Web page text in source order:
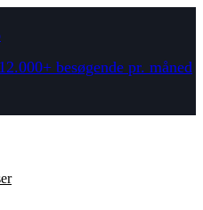
besøgende pr. måned